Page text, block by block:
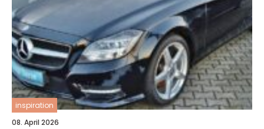
inspiration
08. April 2026